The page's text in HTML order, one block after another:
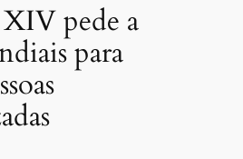
pede a
para